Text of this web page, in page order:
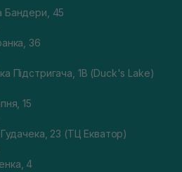
Бандери, 45
36
Підстригача, 1В (Duck's Lake)
15
Гудачека, 23 (ТЦ Екватор)
4